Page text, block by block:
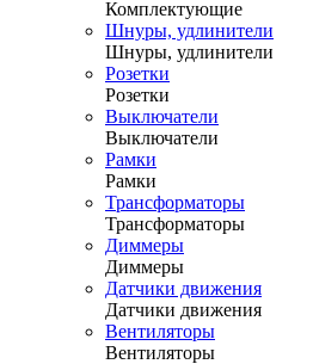
Комплектующие
Шнуры, удлинители
Шнуры, удлинители
Розетки
Розетки
Выключатели
Выключатели
Рамки
Рамки
Трансформаторы
Трансформаторы
Диммеры
Диммеры
Датчики движения
Датчики движения
Вентиляторы
Вентиляторы